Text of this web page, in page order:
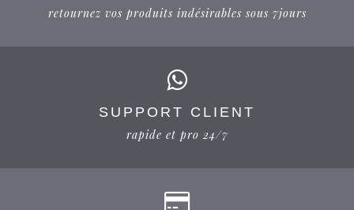
retournez vos produits indésirables sous 7jours
SUPPORT CLIENT
rapide et pro 24/7